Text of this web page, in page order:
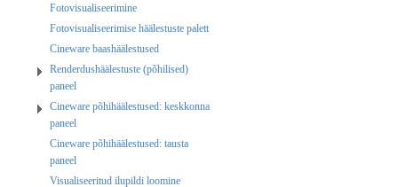
Fotovisualiseerimine
Fotovisualiseerimise häälestuste palett
Cineware baashäälestused
Renderdushäälestuste (põhilised)
paneel
Cineware põhihäälestused: keskkonna
paneel
Cineware põhihäälestused: tausta
paneel
Visualiseeritud ilupildi loomine